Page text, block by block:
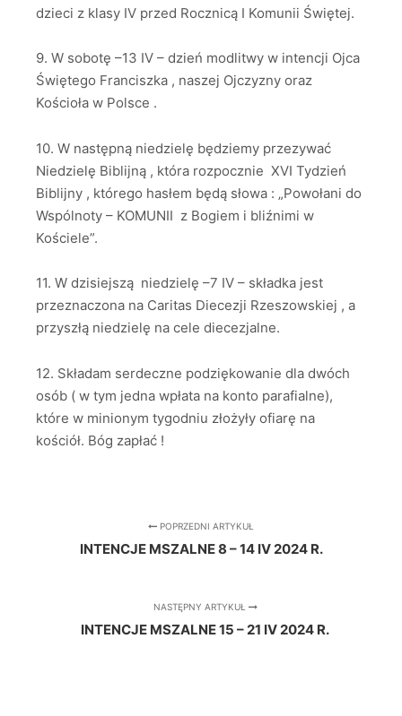
dzieci z klasy IV przed Rocznicą I Komunii Świętej.
9. W sobotę –13 IV – dzień modlitwy w intencji Ojca
Świętego Franciszka , naszej Ojczyzny oraz
Kościoła w Polsce .
10. W następną niedzielę będziemy przezywać
Niedzielę Biblijną , która rozpocznie XVI Tydzień
Biblijny , którego hasłem będą słowa : „Powołani do
Wspólnoty – KOMUNII z Bogiem i bliźnimi w
Kościele”.
11. W dzisiejszą niedzielę –7 IV – składka jest
przeznaczona na Caritas Diecezji Rzeszowskiej , a
przyszłą niedzielę na cele diecezjalne.
12. Składam serdeczne podziękowanie dla dwóch
osób ( w tym jedna wpłata na konto parafialne),
które w minionym tygodniu złożyły ofiarę na
kościół. Bóg zapłać !
POPRZEDNI ARTYKUŁ
INTENCJE MSZALNE 8 – 14 IV 2024 R.
NASTĘPNY ARTYKUŁ
INTENCJE MSZALNE 15 – 21 IV 2024 R.